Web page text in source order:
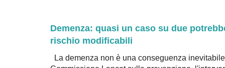
Demenza: quasi un caso su due
rischio modificabili
La demenza non è una conseguenza